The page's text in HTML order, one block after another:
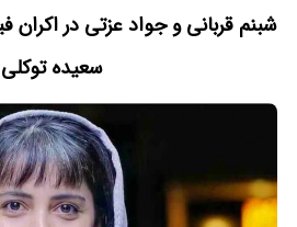
شبنم قربانی و جواد عزتی در اکران
سعیده توکلی